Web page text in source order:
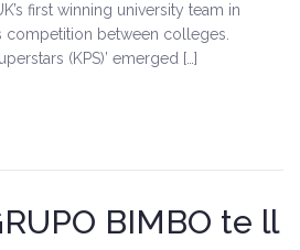
first winning university team in
competition between colleges.
(KPS)’ emerged […]
BIMBO te ll